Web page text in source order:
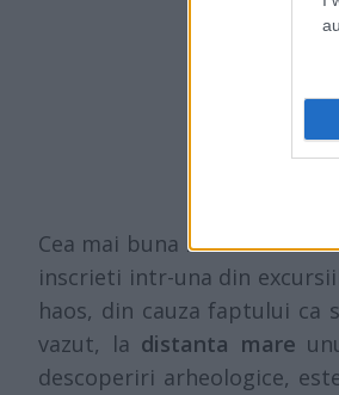
Cea mai buna modalitate
inscrieti intr-una din
haos, din cauza faptului ca
vazut, la distanta mare
descoperiri arheologice,